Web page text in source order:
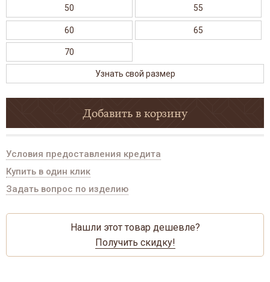
50 55
60 65
70
Узнать свой размер
Добавить в корзину
Условия предоставления кредита
Купить в один клик
Задать вопрос по изделию
Нашли этот товар дешевле?
Получить скидку!